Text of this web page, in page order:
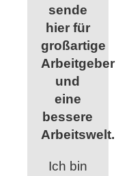
sende
hier für
großartige
Arbeitgeber
und
eine
bessere
Arbeitswelt.
Ich bin